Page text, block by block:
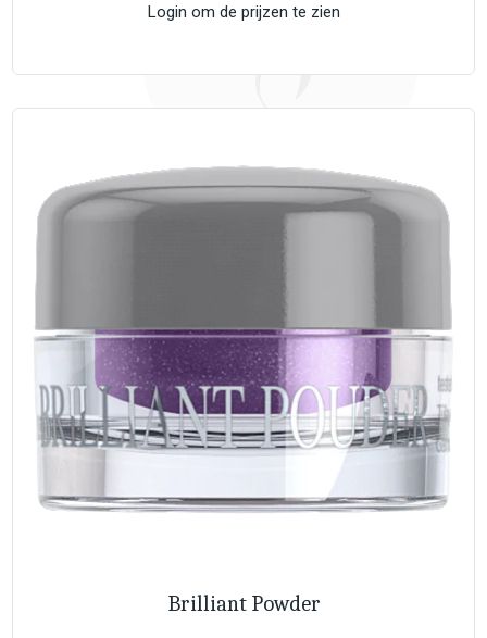
Login om de prijzen te zien
Brilliant Powder